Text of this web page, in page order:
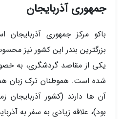
جمهوری آذربایجان
باکو مرکز جمهوری
بزرگترین بندر این کشور نیز
یکی از مقاصد گردشگری، به
شده است. هموطنان ترک زبان
آن ها دارند (کشور آذربایجان
بود)، علاقه زیادی به سفر به